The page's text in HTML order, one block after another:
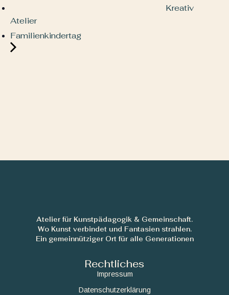
Kreativ
Atelier
Familienkindertag
Atelier für Kunstpädagogik & Gemeinschaft.
Wo Kunst verbindet und Fantasien strahlen.
Ein gemeinnütziger Ort für alle Generationen
Rechtliches
Impressum
Datenschutzerklärung